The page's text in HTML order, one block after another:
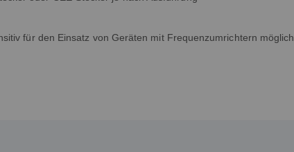
für den Einsatz von Geräten mit Frequenzumrichtern möglich